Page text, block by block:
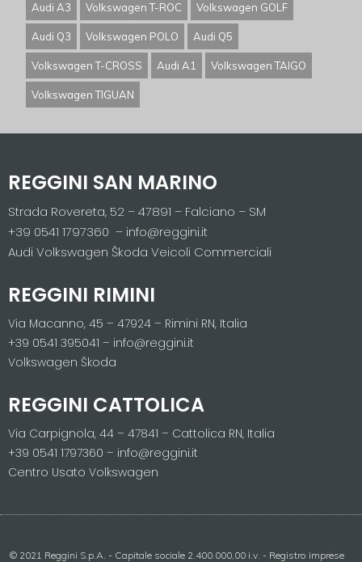
Audi A3 Volkswagen T-ROC Volkswagen GOLF
Audi Q3 Volkswagen POLO Audi Q5
Volkswagen T-CROSS Audi A1 Volkswagen TAIGO
Volkswagen TIGUAN
REGGINI SAN MARINO
Strada Rovereta, 52 – 47891 – Falciano – SM
+39 0541 1797360 – info@reggini.it
Audi Volkswagen Škoda Veicoli Commerciali
REGGINI RIMINI
Via Macanno, 45 – 47924 – Rimini RN, Italia
+39 0541 395041 – info@reggini.it
Volkswagen Škoda
REGGINI CATTOLICA
Via Carpignola, 44 – 47841 – Cattolica RN, Italia
+39 0541 1797360 – info@reggini.it
Centro Usato Volkswagen
© 2021 Reggini S.p.A. - Capitale sociale 2.400.000,00 i.v. - Registro imprese